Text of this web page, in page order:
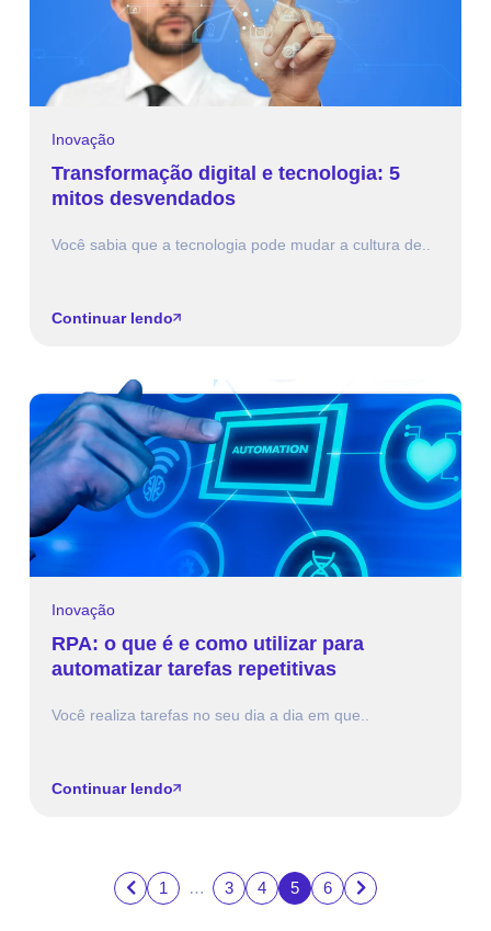
Inovação
Transformação digital e tecnologia: 5
mitos desvendados
Você sabia que a tecnologia pode mudar a cultura de..
Continuar lendo
Inovação
RPA: o que é e como utilizar para
automatizar tarefas repetitivas
Você realiza tarefas no seu dia a dia em que..
Continuar lendo
1 … 3 4 5 6